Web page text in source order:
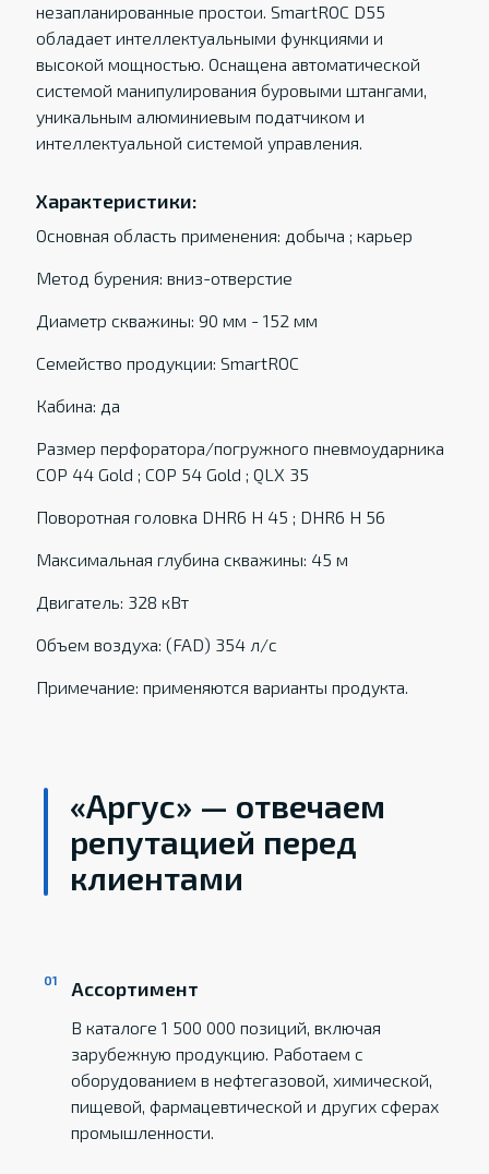
незапланированные простои. SmartROC D55
обладает интеллектуальными функциями и
высокой мощностью. Оснащена автоматической
системой манипулирования буровыми штангами,
уникальным алюминиевым податчиком и
интеллектуальной системой управления.
Характеристики:
Основная область применения: добыча ; карьер
Метод бурения: вниз-отверстие
Диаметр скважины: 90 мм - 152 мм
Семейство продукции: SmartROC
Кабина: да
Размер перфоратора/погружного пневмоударника
COP 44 Gold ; COP 54 Gold ; QLX 35
Поворотная головка DHR6 H 45 ; DHR6 H 56
Максимальная глубина скважины: 45 м
Двигатель: 328 кВт
Объем воздуха: (FAD) 354 л/с
Примечание: применяются варианты продукта.
«Аргус» — отвечаем
репутацией перед
клиентами
Ассортимент
В каталоге 1 500 000 позиций, включая
зарубежную продукцию. Работаем с
оборудованием в нефтегазовой, химической,
пищевой, фармацевтической и других сферах
промышленности.